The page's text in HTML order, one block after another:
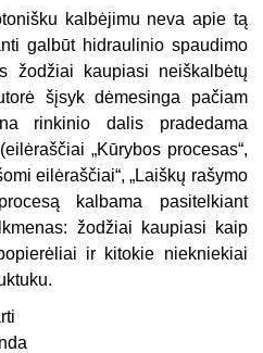
kalbėjimu neva apie tą
galbūt hidraulinio spaudimo
žodžiai kaupiasi neiškalbėtų
šįsyk dėmesinga pačiam
rinkinio dalis pradedama
„Kūrybos procesas“,
eilėraščiai“, „Laiškų rašymo
kalbama pasitelkiant
žodžiai kaupiasi kaip
ir kitokie niekniekiai